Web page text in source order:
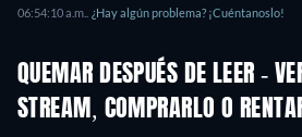
06:54:10 a.m.
¿Hay algún problema? ¡Cuéntanoslo!
QUEMAR DESPUÉS DE LEER -
STREAM, COMPRARLO O